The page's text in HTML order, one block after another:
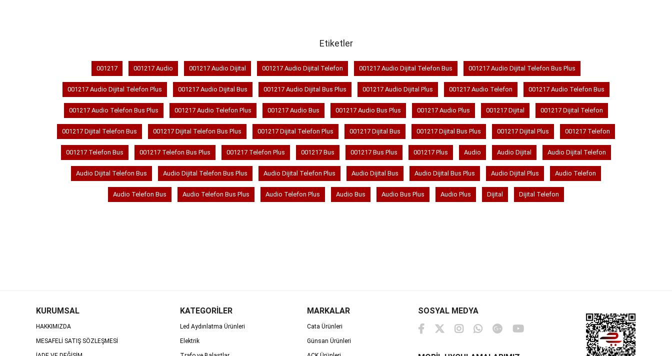
Etiketler
001217 001217 Audio 001217 Audio Dijital 001217 Audio Dijital Telefon 001217 Audio Dijital Telefon Bus 001217 Audio Dijital Telefon Bus Plus
001217 Audio Dijital Telefon Plus 001217 Audio Dijital Bus 001217 Audio Dijital Bus Plus 001217 Audio Dijital Plus 001217 Audio Telefon 001217 Audio Telefon Bus
001217 Audio Telefon Bus Plus 001217 Audio Telefon Plus 001217 Audio Bus 001217 Audio Bus Plus 001217 Audio Plus 001217 Dijital 001217 Dijital Telefon
001217 Dijital Telefon Bus 001217 Dijital Telefon Bus Plus 001217 Dijital Telefon Plus 001217 Dijital Bus 001217 Dijital Bus Plus 001217 Dijital Plus 001217 Telefon
001217 Telefon Bus 001217 Telefon Bus Plus 001217 Telefon Plus 001217 Bus 001217 Bus Plus 001217 Plus Audio Audio Dijital Audio Dijital Telefon
Audio Dijital Telefon Bus Audio Dijital Telefon Bus Plus Audio Dijital Telefon Plus Audio Dijital Bus Audio Dijital Bus Plus Audio Dijital Plus Audio Telefon
Audio Telefon Bus Audio Telefon Bus Plus Audio Telefon Plus Audio Bus Audio Bus Plus Audio Plus Dijital Dijital Telefon
KURUMSAL
HAKKIMIZDA
MESAFELİ SATIŞ SÖZLEŞMESİ
KATEGORİLER
Led Aydınlatma Ürünleri
Elektrik
MARKALAR
Cata Ürünleri
Günsan Ürünleri
SOSYAL MEDYA